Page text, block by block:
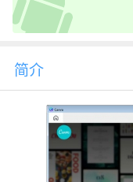
简介